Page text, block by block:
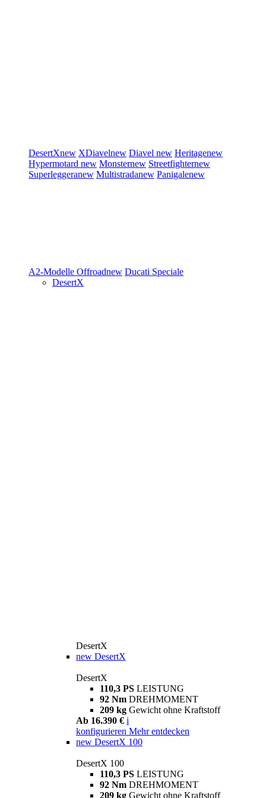
DesertXnew XDiavelnew Diavel new Heritagenew
Hypermotard new Monsternew Streetfighternew
Superleggeranew Multistradanew Panigalenew
A2-Modelle Offroadnew Ducati Speciale
DesertX
DesertX
new DesertX
DesertX
110,3 PS LEISTUNG
92 Nm DREHMOMENT
209 kg Gewicht ohne Kraftstoff
Ab 16.390 € i
konfigurieren Mehr entdecken
new DesertX 100
DesertX 100
110,3 PS LEISTUNG
92 Nm DREHMOMENT
209 kg Gewicht ohne Kraftstoff